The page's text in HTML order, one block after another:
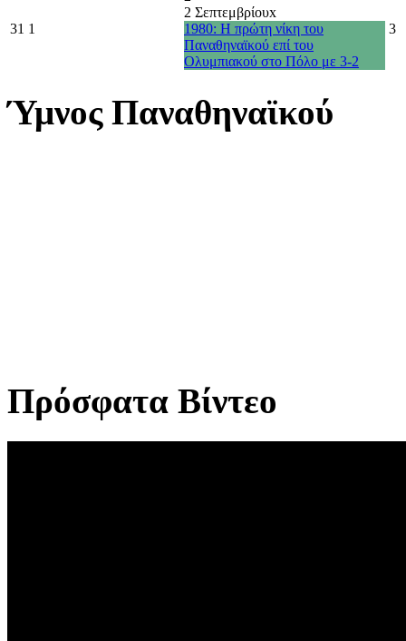
31 1
2 Σεπτεμβρίουx
1980: Η πρώτη νίκη του
Παναθηναϊκού επί του
Ολυμπιακού στο Πόλο με 3-2
3
Ύμνος Παναθηναϊκού
Πρόσφατα Βίντεο